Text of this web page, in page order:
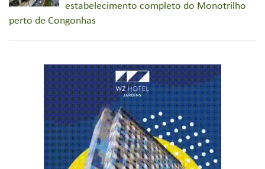
estabelecimento completo do Monotrilho
perto de Congonhas